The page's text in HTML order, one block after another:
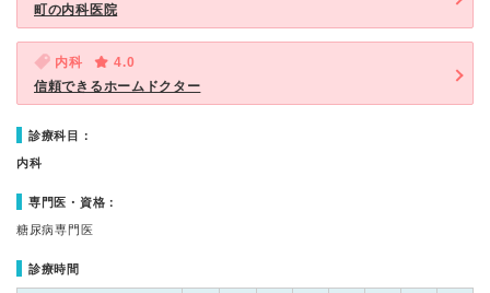
町の内科医院
内科
4.0
信頼できるホームドクター
診療科目：
内科
専門医・資格：
糖尿病専門医
診療時間